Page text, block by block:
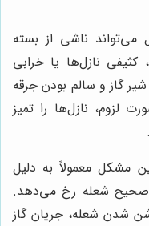
ناشی از بسته
کثیفی نازل‌ها یا خرابی
شیر گاز و سالم بودن جرقه
لزوم، نازل‌ها را تمیز
مشکل معمولاً به دلیل
صحیح شعله رخ می‌دهد.
شدن شعله، جریان گاز